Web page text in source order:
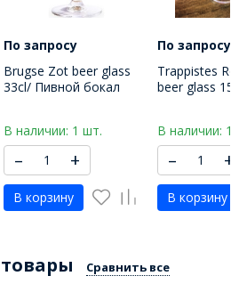
По запросу
Brugse Zot beer glass
33cl/ Пивной бокал
В наличии: 1 шт.
– +
В корзину
По запросу
Trappistes
beer glass
В наличии: 1
– +
В корзину
Сравнить все